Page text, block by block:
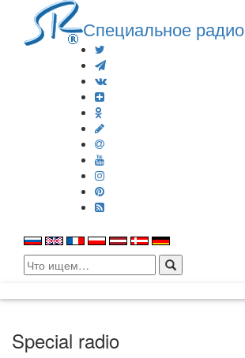
Специальное радио
Search
for:
Special radio